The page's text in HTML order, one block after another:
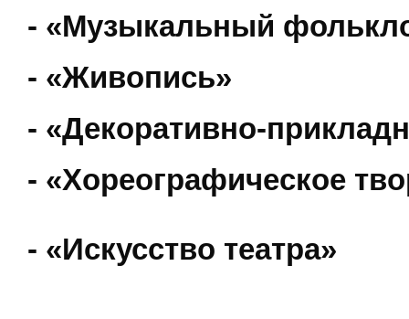
- «Музыкальный
- «Живопись»
- «Декоративно-
- «Хореографическое
- «Искусство театра»